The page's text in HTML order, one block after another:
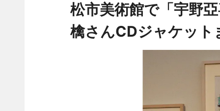
松市美術館で「宇野
檎さんCDジャケッ